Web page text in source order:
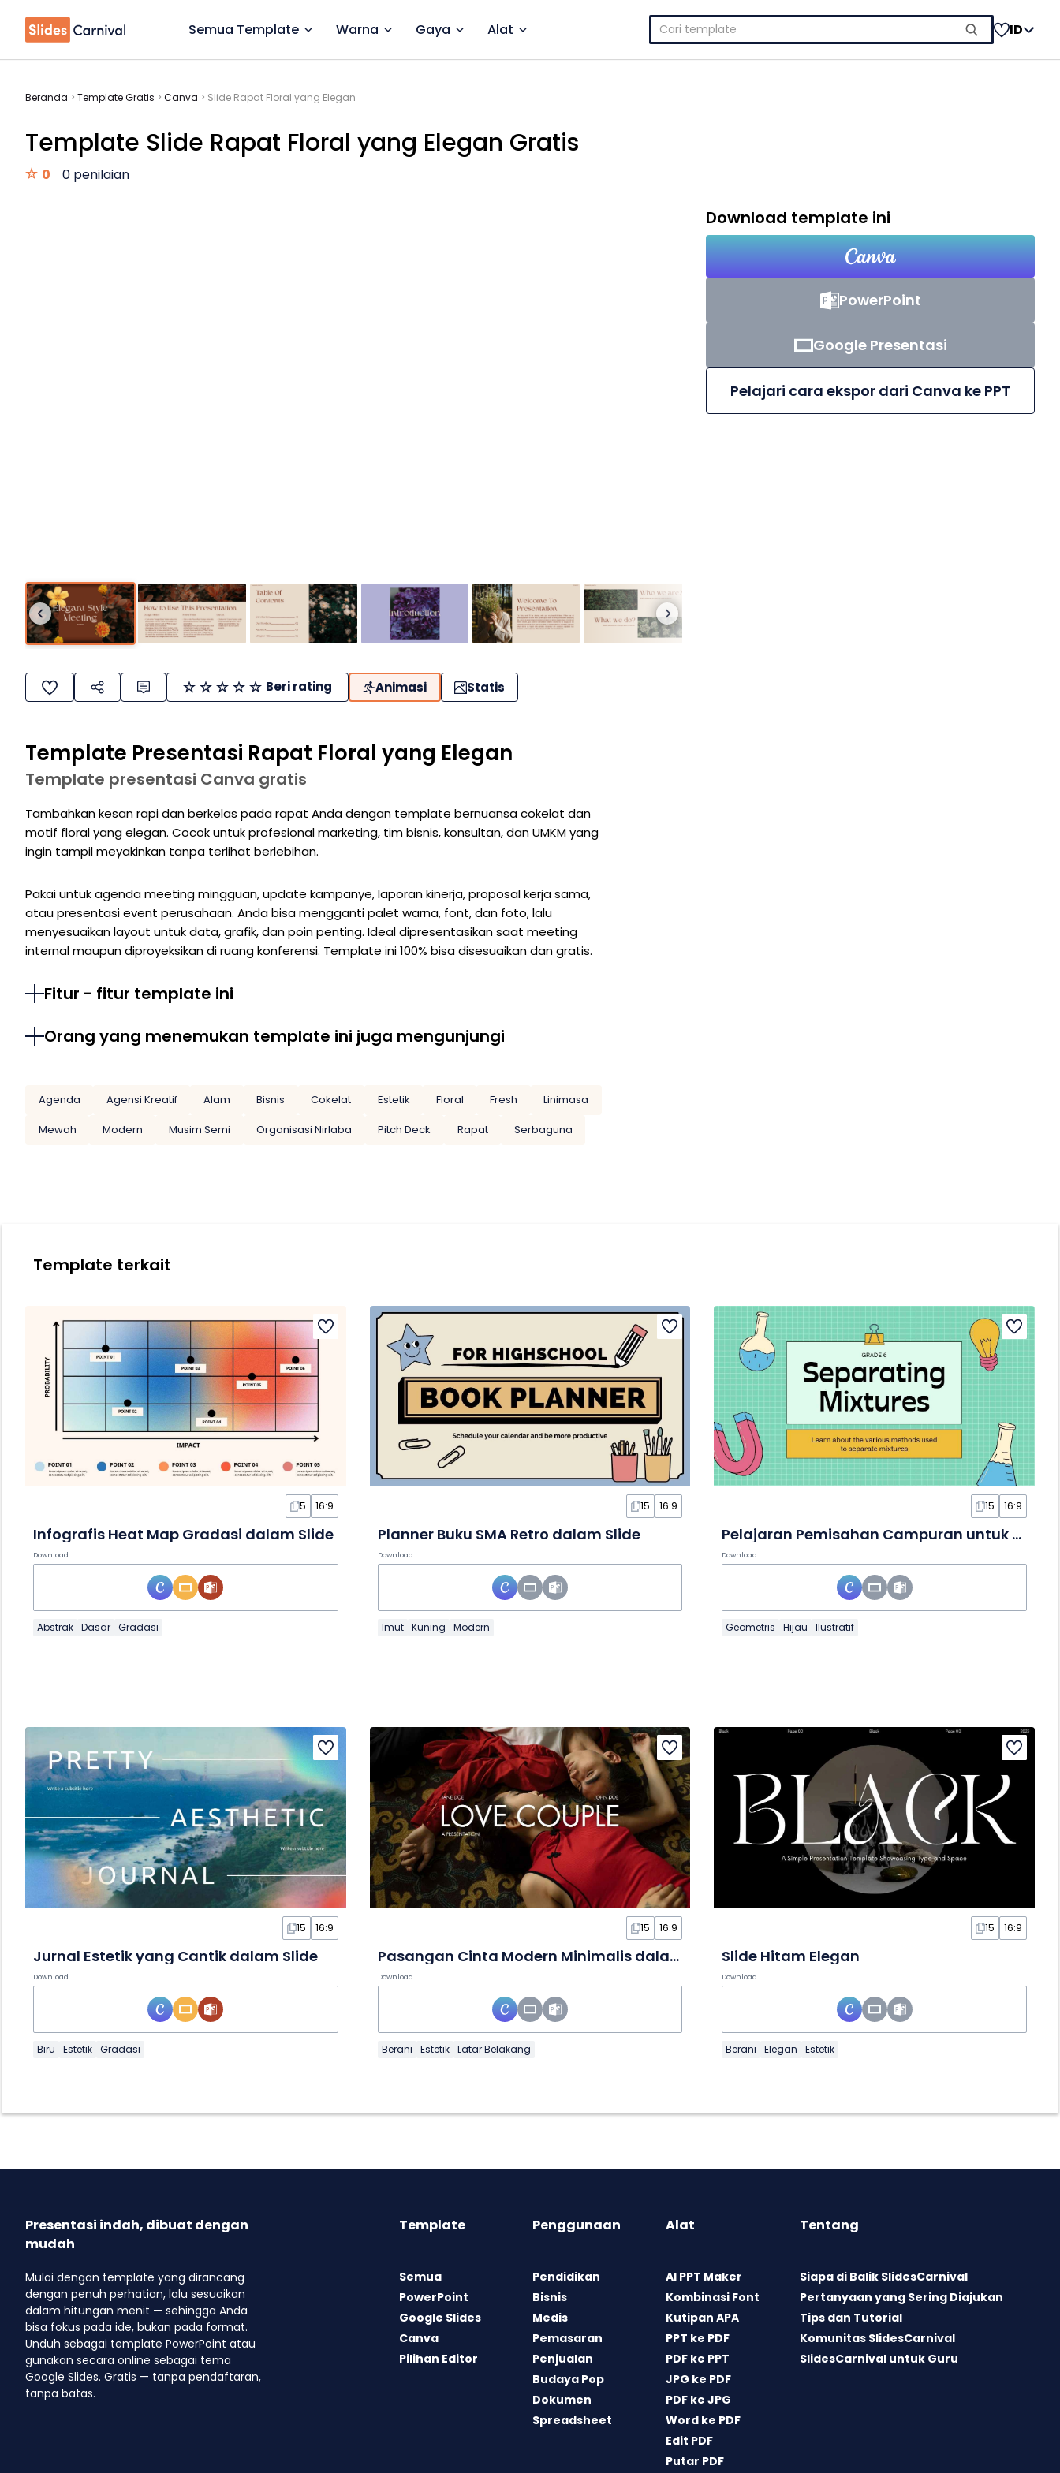
Semua Template Warna Gaya Alat
Cari
untuk:
ID
Beranda > Template Gratis > Canva > Slide Rapat Floral yang Elegan
Template Slide Rapat Floral yang Elegan Gratis
0 0 penilaian
Beri rating Animasi Statis
Template Presentasi Rapat Floral yang Elegan
Template presentasi Canva gratis
Tambahkan kesan rapi dan berkelas pada rapat Anda dengan template bernuansa cokelat dan
motif floral yang elegan. Cocok untuk profesional marketing, tim bisnis, konsultan, dan UMKM yang
ingin tampil meyakinkan tanpa terlihat berlebihan.
Pakai untuk agenda meeting mingguan, update kampanye, laporan kinerja, proposal kerja sama,
atau presentasi event perusahaan. Anda bisa mengganti palet warna, font, dan foto, lalu
menyesuaikan layout untuk data, grafik, dan poin penting. Ideal dipresentasikan saat meeting
internal maupun diproyeksikan di ruang konferensi. Template ini 100% bisa disesuaikan dan gratis.
Fitur - fitur template ini
Orang yang menemukan template ini juga mengunjungi
Agenda Agensi Kreatif Alam Bisnis Cokelat Estetik Floral Fresh
Linimasa
Mewah
Modern Musim Semi Organisasi Nirlaba Pitch Deck Rapat Serbaguna
Download template ini
PowerPoint
Google Presentasi
Pelajari cara ekspor dari Canva ke PPT
Template terkait
5 16:9
Infografis Heat Map Gradasi dalam Slide
Download
Abstrak Dasar Gradasi
15 16:9
Planner Buku SMA Retro dalam Slide
Download
Imut Kuning Modern
15 16:9
Pelajaran Pemisahan Campuran untuk Kelas 6 dalam Slide
Download
Geometris Hijau Ilustratif
15 16:9
Jurnal Estetik yang Cantik dalam Slide
Download
Biru Estetik Gradasi
15 16:9
Pasangan Cinta Modern Minimalis dalam Slide
Download
Berani Estetik Latar Belakang
15 16:9
Slide Hitam Elegan
Download
Berani Elegan Estetik
Presentasi indah, dibuat dengan
mudah
Mulai dengan template yang dirancang
dengan penuh perhatian, lalu sesuaikan
dalam hitungan menit — sehingga Anda
bisa fokus pada ide, bukan pada format.
Unduh sebagai template PowerPoint atau
gunakan secara online sebagai tema
Google Slides. Gratis — tanpa pendaftaran,
tanpa batas.
Template
Semua
PowerPoint
Google Slides
Canva
Pilihan Editor
Penggunaan
Pendidikan
Bisnis
Medis
Pemasaran
Penjualan
Budaya Pop
Dokumen
Spreadsheet
Alat
AI PPT Maker
Kombinasi Font
Kutipan APA
PPT ke PDF
PDF ke PPT
JPG ke PDF
PDF ke JPG
Word ke PDF
Edit PDF
Putar PDF
Tentang
Siapa di Balik SlidesCarnival
Pertanyaan yang Sering Diajukan
Tips dan Tutorial
Komunitas SlidesCarnival
SlidesCarnival untuk Guru